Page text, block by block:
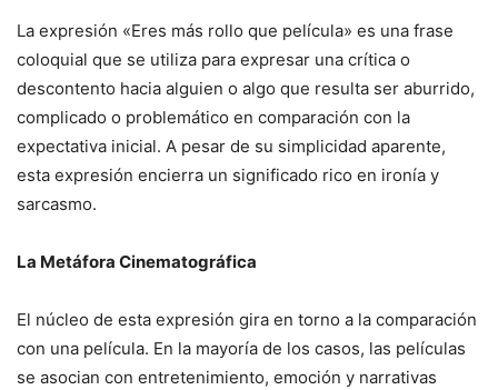
La expresión «Eres más rollo que película» es una frase
coloquial que se utiliza para expresar una crítica o
descontento hacia alguien o algo que resulta ser aburrido,
complicado o problemático en comparación con la
expectativa inicial. A pesar de su simplicidad aparente,
esta expresión encierra un significado rico en ironía y
sarcasmo.
La Metáfora Cinematográfica
El núcleo de esta expresión gira en torno a la comparación
con una película. En la mayoría de los casos, las películas
se asocian con entretenimiento, emoción y narrativas